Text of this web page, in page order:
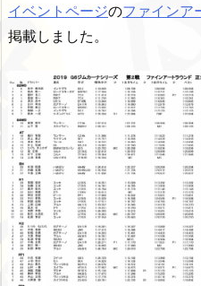
イベントページのファインア
掲載しました。